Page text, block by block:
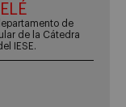
de
de la Cátedra
IESE.